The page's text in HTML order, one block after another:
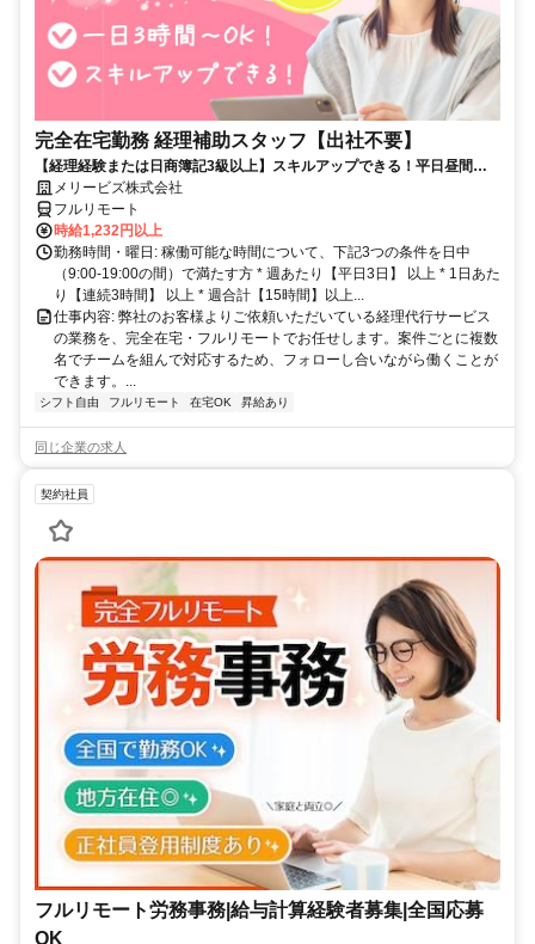
完全在宅勤務 経理補助スタッフ【出社不要】
【経理経験または日商簿記3級以上】スキルアップできる！平日昼間３h
～。完全在宅で育児・介護中の方も大歓迎♪
メリービズ株式会社
フルリモート
時給1,232円以上
勤務時間・曜日: 稼働可能な時間について、下記3つの条件を日中
（9:00-19:00の間）で満たす方 * 週あたり【平日3日】 以上 * 1日あた
り【連続3時間】 以上 * 週合計【15時間】以上...
仕事内容: 弊社のお客様よりご依頼いただいている経理代行サービス
の業務を、完全在宅・フルリモートでお任せします。案件ごとに複数
名でチームを組んで対応するため、フォローし合いながら働くことが
できます。...
シフト自由 フルリモート 在宅OK 昇給あり
同じ企業の求人
契約社員
フルリモート労務事務|給与計算経験者募集|全国応募
OK